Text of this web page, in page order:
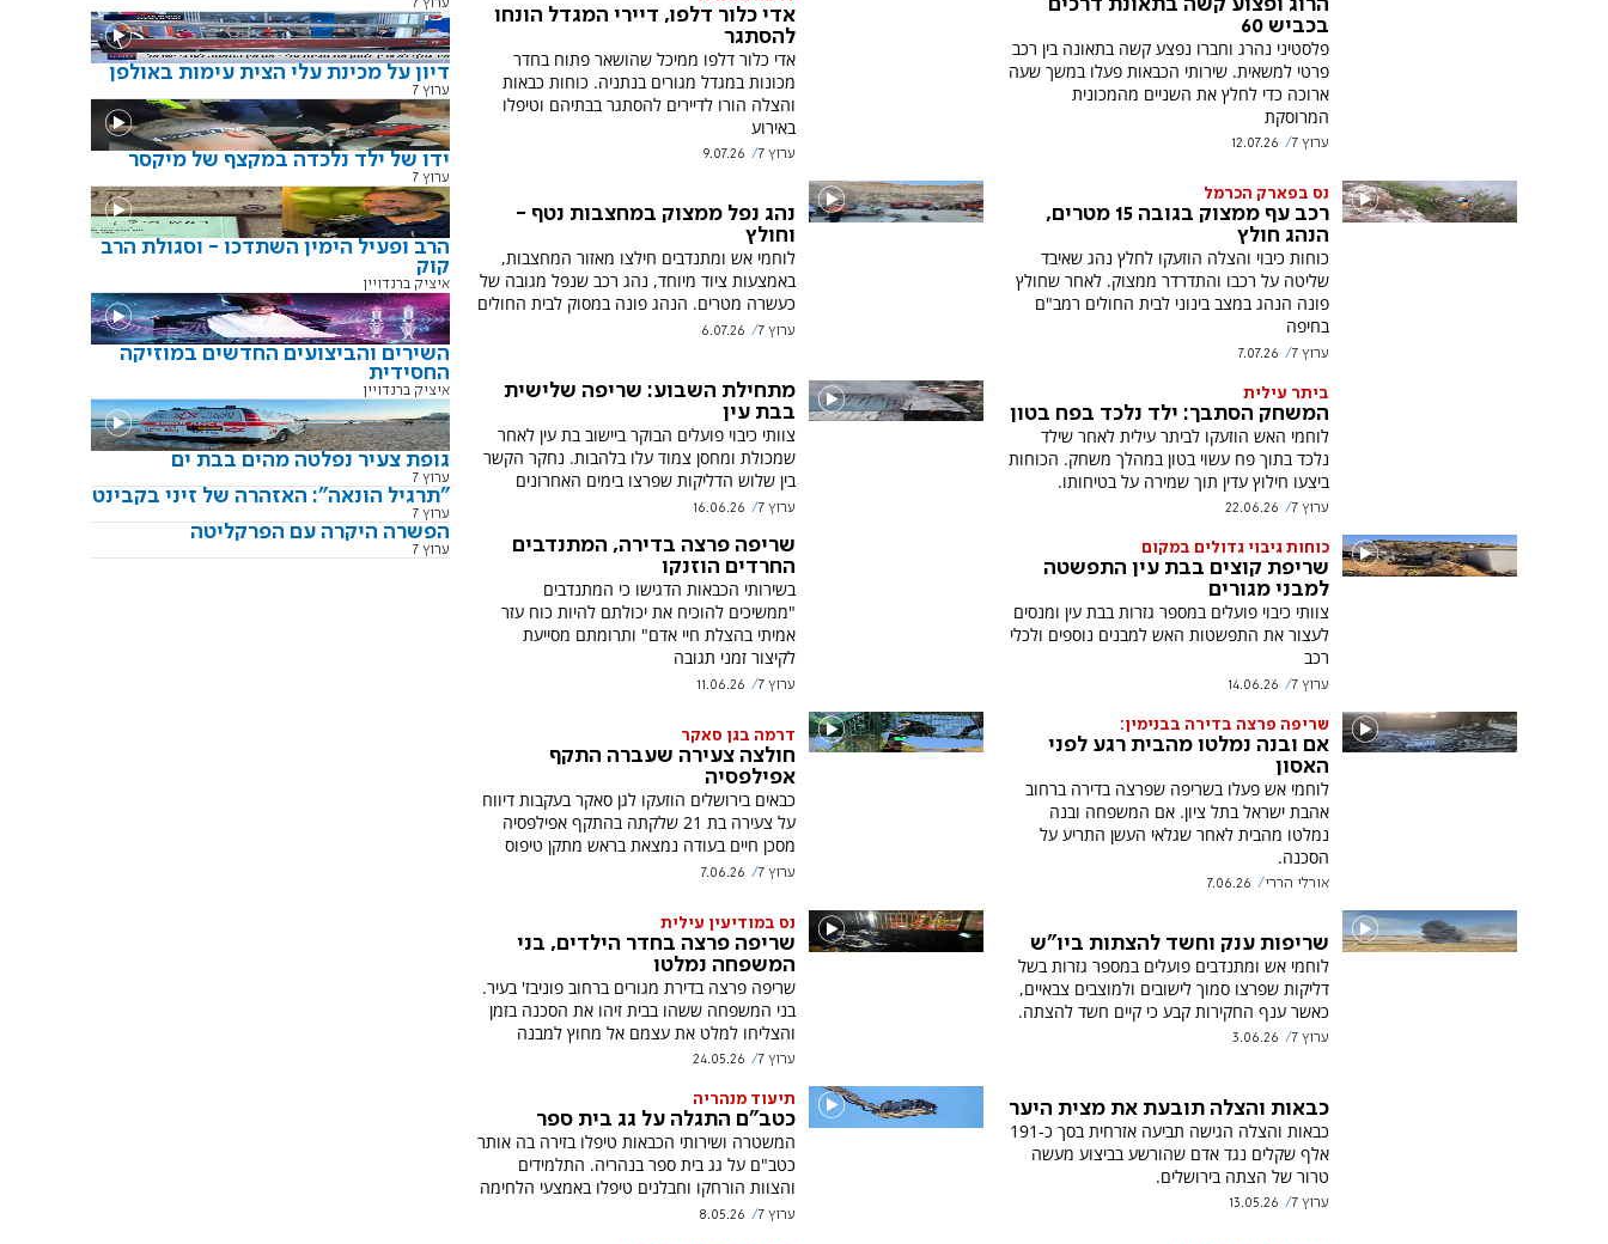
בכביש 60
פלסטיני נהרג וחברו נפצע קשה בתאונה בין רכב
פרטי למשאית. שירותי הכבאות פעלו במשך שעה
ארוכה כדי לחלץ את השניים מהמכונית
המרוסקת
ערוץ 7 12.07.26
אדי כלור דלפו, דיירי המגדל הונחו
להסתגר
אדי כלור דלפו ממיכל שהושאר פתוח בחדר
מכונות במגדל מגורים בנתניה. כוחות כבאות
והצלה הורו לדיירים להסתגר בבתיהם וטיפלו
באירוע
ערוץ 7 9.07.26
נס בפארק הכרמל
רכב עף ממצוק בגובה 15 מטרים,
הנהג חולץ
כוחות כיבוי והצלה הוזעקו לחלץ נהג שאיבד
שליטה על רכבו והתדרדר ממצוק. לאחר שחולץ
פונה הנהג במצב בינוני לבית החולים רמב"ם
בחיפה
ערוץ 7 7.07.26
נהג נפל ממצוק במחצבות נטף -
וחולץ
לוחמי אש ומתנדבים חילצו מאזור המחצבות,
באמצעות ציוד מיוחד, נהג רכב שנפל מגובה של
כעשרה מטרים. הנהג פונה במסוק לבית החולים
ערוץ 7 6.07.26
ביתר עילית
המשחק הסתבך: ילד נלכד בפח בטון
לוחמי האש הוזעקו לביתר עילית לאחר שילד
נלכד בתוך פח עשוי בטון במהלך משחק. הכוחות
ביצעו חילוץ עדין תוך שמירה על בטיחותו.
ערוץ 7 22.06.26
מתחילת השבוע: שריפה שלישית
בבת עין
צוותי כיבוי פועלים הבוקר ביישוב בת עין לאחר
שמכולת ומחסן צמוד עלו בלהבות. נחקר הקשר
בין שלוש הדליקות שפרצו בימים האחרונים
ערוץ 7 16.06.26
כוחות גיבוי גדולים במקום
שריפת קוצים בבת עין התפשטה
למבני מגורים
צוותי כיבוי פועלים במספר גזרות בבת עין ומנסים
לעצור את התפשטות האש למבנים נוספים ולכלי
רכב
ערוץ 7 14.06.26
שריפה פרצה בדירה, המתנדבים
החרדים הוזנקו
בשירותי הכבאות הדגישו כי המתנדבים
"ממשיכים להוכיח את יכולתם להיות כוח עזר
אמיתי בהצלת חיי אדם" ותרומתם מסייעת
לקיצור זמני תגובה
ערוץ 7 11.06.26
שריפה פרצה בדירה בבנימין:
אם ובנה נמלטו מהבית רגע לפני
האסון
לוחמי אש פעלו בשריפה שפרצה בדירה ברחוב
אהבת ישראל בתל ציון. אם המשפחה ובנה
נמלטו מהבית לאחר שגלאי העשן התריע על
הסכנה.
אורלי הררי 7.06.26
דרמה בגן סאקר
חולצה צעירה שעברה התקף
אפילפסיה
כבאים בירושלים הוזעקו לגן סאקר בעקבות דיווח
על צעירה בת 21 שלקתה בהתקף אפילפסיה
מסכן חיים בעודה נמצאת בראש מתקן טיפוס
ערוץ 7 7.06.26
שריפות ענק וחשד להצתות ביו"ש
לוחמי אש ומתנדבים פועלים במספר גזרות בשל
דליקות שפרצו סמוך לישובים ולמוצבים צבאיים,
כאשר ענף החקירות קבע כי קיים חשד להצתה.
ערוץ 7 3.06.26
נס במודיעין עילית
שריפה פרצה בחדר הילדים, בני
המשפחה נמלטו
שריפה פרצה בדירת מגורים ברחוב פוניבז' בעיר.
בני המשפחה ששהו בבית זיהו את הסכנה בזמן
והצליחו למלט את עצמם אל מחוץ למבנה
ערוץ 7 24.05.26
כבאות והצלה תובעת את מצית היער
כבאות והצלה הגישה תביעה אזרחית בסך כ-191
אלף שקלים נגד אדם שהורשע בביצוע מעשה
טרור של הצתה בירושלים.
ערוץ 7 13.05.26
תיעוד מנהריה
כטב"ם התגלה על גג בית ספר
המשטרה ושירותי הכבאות טיפלו בזירה בה אותר
כטב"ם על גג בית ספר בנהריה. התלמידים
והצוות הורחקו וחבלנים טיפלו באמצעי הלחימה
ערוץ 7 8.05.26
דיון על מכינת עלי הצית עימות באולפן
ערוץ 7
ידו של ילד נלכדה במקצף של מיקסר
ערוץ 7
הרב ופעיל הימין השתדכו - וסגולת הרב
קוק
איציק ברנדויין
השירים והביצועים החדשים במוזיקה
החסידית
איציק ברנדויין
גופת צעיר נפלטה מהים בבת ים
ערוץ 7
"תרגיל הונאה": האזהרה של זיני בקבינט
ערוץ 7
הפשרה היקרה עם הפרקליטה
ערוץ 7